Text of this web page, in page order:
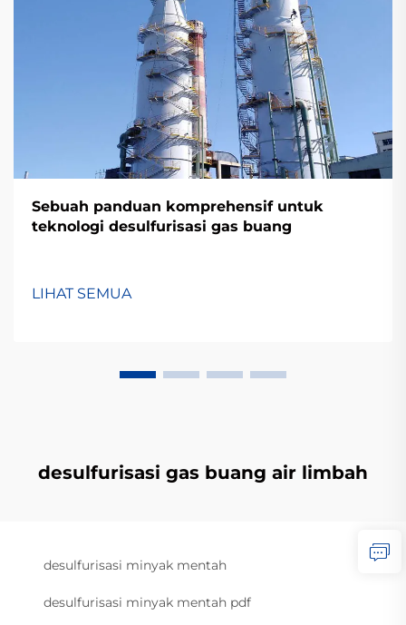
Sebuah panduan komprehensif untuk
teknologi desulfurisasi gas buang
LIHAT SEMUA
desulfurisasi gas buang air limbah
desulfurisasi minyak mentah
desulfurisasi minyak mentah pdf